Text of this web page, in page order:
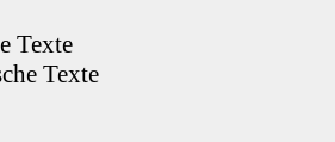
Texte
Texte